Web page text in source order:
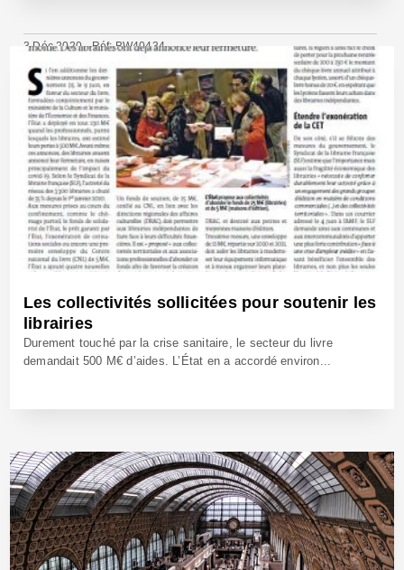
3 Déc 2020 - Réf: BW40434
Les collectivités sollicitées pour soutenir les
librairies
Durement touché par la crise sanitaire, le secteur du livre
demandait 500 M€ d’aides. L’État en a accordé environ...
31 Juil 2020 - Réf: BW40241